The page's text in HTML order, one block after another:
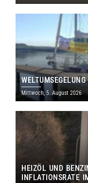
Mittwoch, 5. August 2026
HEIZÖL UND
INFLATIONSRATE